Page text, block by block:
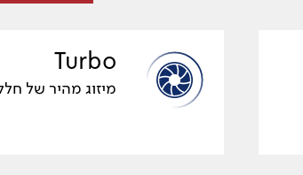
Turbo
מיזוג מהיר של